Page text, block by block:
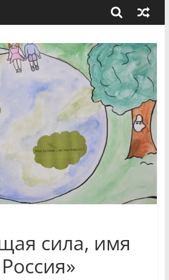
в сети Интернет
«Сохраним
Воронинского
родились крапчатые
сила, имя